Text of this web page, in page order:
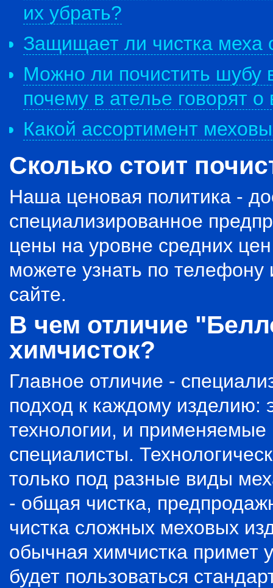
их убрать?
Защищает ли чистка меха
Можно ли почистить
почему в ателье говорят о
Какой ассортимент
Сколько стоит
Наша ценовая политика -
специализированное
цены на уровне средних
можете узнать по
сайте.
В чем отличие
химчисток?
Главное отличие -
подход к каждому изделию:
технологии, и
специалисты.
только под разные виды
- общая чистка,
чистка сложных меховых
обычная химчистка примет
будет пользоваться